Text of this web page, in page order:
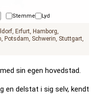
Stemme Lyd
Erfurt Hamborg
Potsdam Schwerin Stuttgart
sin egen hovedstad.
en delstat i sig selv, kendt